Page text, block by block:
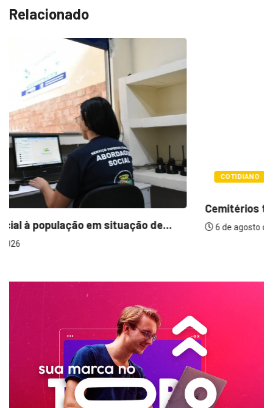
Relacionado
Cemitérios terão horário especial e missas no...
6 de agosto de 2026